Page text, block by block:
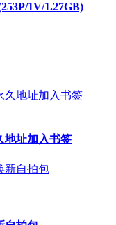
1V/1.27GB)
地址加入书签